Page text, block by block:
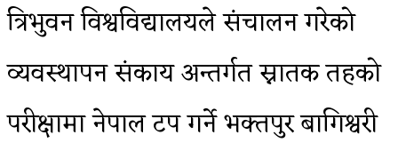
त्रिभुवन विश्वविद्यालयले संचालन गरेको
व्यवस्थापन संकाय अन्तर्गत स्नातक तहको
परीक्षामा नेपाल टप गर्ने भक्तपुर बागिश्वरी